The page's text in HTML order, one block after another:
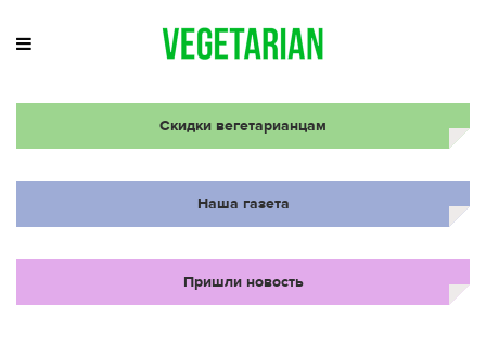
Скидки вегетарианцам
Наша газета
Пришли новость